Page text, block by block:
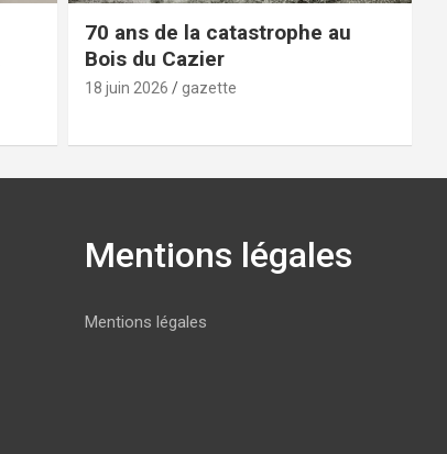
70 ans de la catastrophe au
Bois du Cazier
18 juin 2026 gazette
Mentions légales
Mentions légales